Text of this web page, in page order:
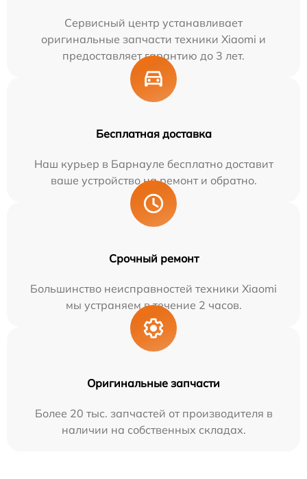
Сервисный центр устанавливает
оригинальные запчасти техники Xiaomi и
предоставляет гарантию до 3 лет.
Бесплатная доставка
Наш курьер в Барнауле бесплатно доставит
ваше устройство на ремонт и обратно.
Срочный ремонт
Большинство неисправностей техники Xiaomi
мы устраняем в течение 2 часов.
Оригинальные запчасти
Более 20 тыс. запчастей от производителя в
наличии на собственных складах.